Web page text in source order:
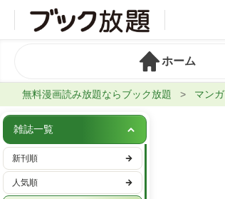
ホーム
無料漫画読み放題ならブック放題 マンガ
雑誌一覧
新刊順
人気順